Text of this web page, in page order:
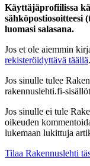
Käyttäjäprofiilissa
sähköpostiosoitteesi
luomasi salasana.
Jos et ole aiemmin
rekisteröidyttävä täällä.
Jos sinulle tulee
rakennuslehti.fi-
Jos sinulle ei tule
oikeuden
lukemaan lukittuja
Tilaa Rakennuslehti